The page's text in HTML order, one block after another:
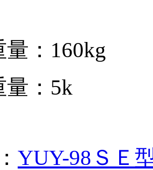
：160kg
量：5k
YUY-98ＳＥ